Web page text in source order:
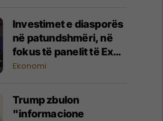
Investimet e diasporës
në patundshmëri, në
fokus të panelit të Expo
Real Kosova 2026
Ekonomi
Trump zbulon
"informacione